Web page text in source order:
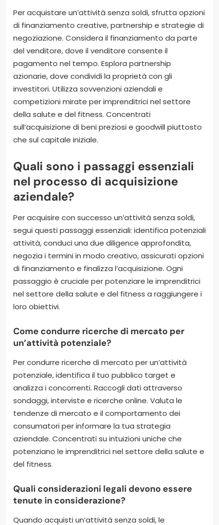
Per acquistare un’attività senza soldi, sfrutta opzioni
di finanziamento creative, partnership e strategie di
negoziazione. Considera il finanziamento da parte
del venditore, dove il venditore consente il
pagamento nel tempo. Esplora partnership
azionarie, dove condividi la proprietà con gli
investitori. Utilizza sovvenzioni aziendali e
competizioni mirate per imprenditrici nel settore
della salute e del fitness. Concentrati
sull’acquisizione di beni preziosi e goodwill piuttosto
che sul capitale iniziale.
Quali sono i passaggi essenziali
nel processo di acquisizione
aziendale?
Per acquisire con successo un’attività senza soldi,
segui questi passaggi essenziali: identifica potenziali
attività, conduci una due diligence approfondita,
negozia i termini in modo creativo, assicurati opzioni
di finanziamento e finalizza l’acquisizione. Ogni
passaggio è cruciale per potenziare le imprenditrici
nel settore della salute e del fitness a raggiungere i
loro obiettivi.
Come condurre ricerche di mercato per
un’attività potenziale?
Per condurre ricerche di mercato per un’attività
potenziale, identifica il tuo pubblico target e
analizza i concorrenti. Raccogli dati attraverso
sondaggi, interviste e ricerche online. Valuta le
tendenze di mercato e il comportamento dei
consumatori per informare la tua strategia
aziendale. Concentrati su intuizioni uniche che
potenziano le imprenditrici nel settore della salute e
del fitness.
Quali considerazioni legali devono essere
tenute in considerazione?
Quando acquisti un’attività senza soldi, le